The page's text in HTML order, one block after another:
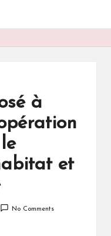
à
et
No Comments